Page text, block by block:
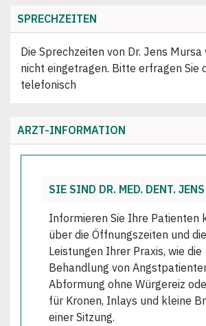
SPRECHZEITEN
Die Sprechzeiten von Dr. Jens Mursa
nicht eingetragen. Bitte erfragen Sie
telefonisch
ARZT-INFORMATION
SIE SIND DR. MED. DENT.
Informieren Sie Ihre Patienten
über die Öffnungszeiten und die
Leistungen Ihrer Praxis, wie die
Behandlung von
Abformung ohne Würgereiz
für Kronen, Inlays und kleine
einer Sitzung.